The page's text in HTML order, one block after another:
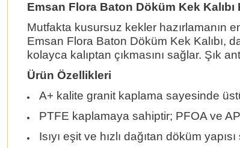
Emsan Flora Baton Döküm Kek Kalıbı
Mutfakta kusursuz kekler hazırlamanın
Emsan Flora Baton Döküm Kek Kalıbı,
kolayca kalıptan çıkmasını sağlar. Şık
Ürün Özellikleri
A+ kalite granit kaplama sayesinde
PTFE kaplamaya sahiptir; PFOA ve
Isıyı eşit ve hızlı dağıtan döküm